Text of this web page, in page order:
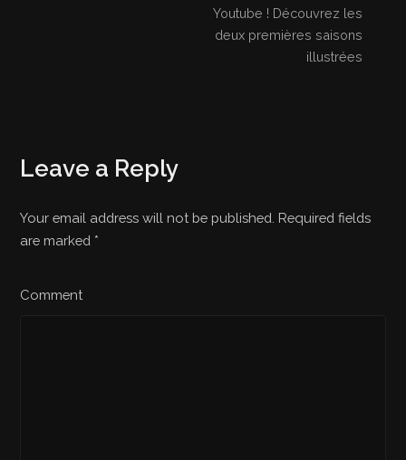
Youtube ! Découvrez les
deux premières saisons
illustrées
Leave a Reply
Your email address will not be published. Required fields
are marked *
Comment